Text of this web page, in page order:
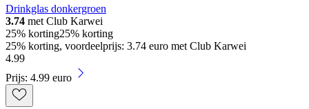
Drinkglas donkergroen
3.74 met Club Karwei
25% korting25% korting
25% korting, voordeelprijs: 3.74 euro met Club Karwei
4.99
Prijs: 4.99 euro